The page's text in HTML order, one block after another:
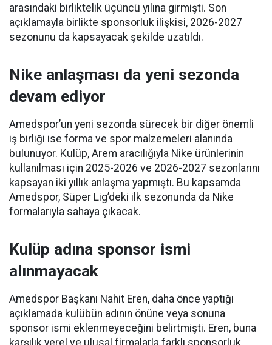
arasındaki birliktelik üçüncü yılına girmişti. Son
açıklamayla birlikte sponsorluk ilişkisi, 2026-2027
sezonunu da kapsayacak şekilde uzatıldı.
Nike anlaşması da yeni sezonda
devam ediyor
Amedspor’un yeni sezonda sürecek bir diğer önemli
iş birliği ise forma ve spor malzemeleri alanında
bulunuyor. Kulüp, Arem aracılığıyla Nike ürünlerinin
kullanılması için 2025-2026 ve 2026-2027 sezonlarını
kapsayan iki yıllık anlaşma yapmıştı. Bu kapsamda
Amedspor, Süper Lig’deki ilk sezonunda da Nike
formalarıyla sahaya çıkacak.
Kulüp adına sponsor ismi
alınmayacak
Amedspor Başkanı Nahit Eren, daha önce yaptığı
açıklamada kulübün adının önüne veya sonuna
sponsor ismi eklenmeyeceğini belirtmişti. Eren, buna
karşılık yerel ve ulusal firmalarla farklı sponsorluk